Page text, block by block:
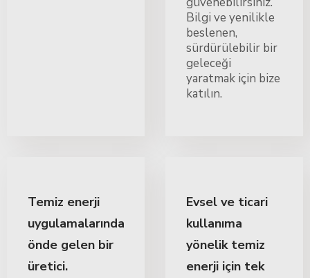
Bilgi ve yenilikle
beslenen,
sürdürülebilir bir
geleceği
yaratmak için bize
katılın.
Temiz enerji
uygulamalarında
önde gelen bir
üretici.
Evsel ve ticari
kullanıma
yönelik temiz
enerji için tek